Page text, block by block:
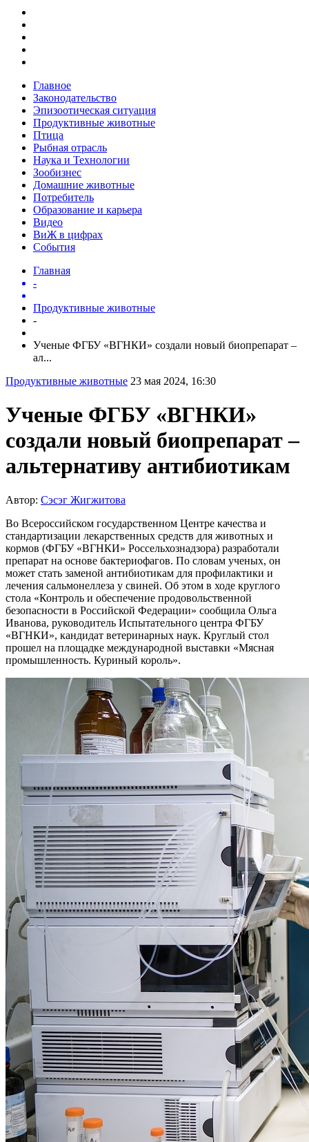
Главное
Законодательство
Эпизоотическая ситуация
Продуктивные животные
Птица
Рыбная отрасль
Наука и Технологии
Зообизнес
Домашние животные
Потребитель
Образование и карьера
Видео
ВиЖ в цифрах
События
Главная
-
Продуктивные животные
-
Ученые ФГБУ «ВГНКИ» создали новый биопрепарат –
ал...
Продуктивные животные 23 мая 2024, 16:30
Ученые ФГБУ «ВГНКИ»
создали новый биопрепарат –
альтернативу антибиотикам
Автор: Сэсэг Жигжитова
Во Всероссийском государственном Центре качества и
стандартизации лекарственных средств для животных и
кормов (ФГБУ «ВГНКИ» Россельхознадзора) разработали
препарат на основе бактериофагов. По словам ученых, он
может стать заменой антибиотикам для профилактики и
лечения сальмонеллеза у свиней. Об этом в ходе круглого
стола «Контроль и обеспечение продовольственной
безопасности в Российской Федерации» сообщила Ольга
Иванова, руководитель Испытательного центра ФГБУ
«ВГНКИ», кандидат ветеринарных наук. Круглый стол
прошел на площадке международной выставки «Мясная
промышленность. Куриный король».